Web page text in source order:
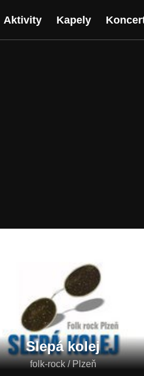
Aktivity Kapely
Slepá kolej
folk-rock / Plzeň